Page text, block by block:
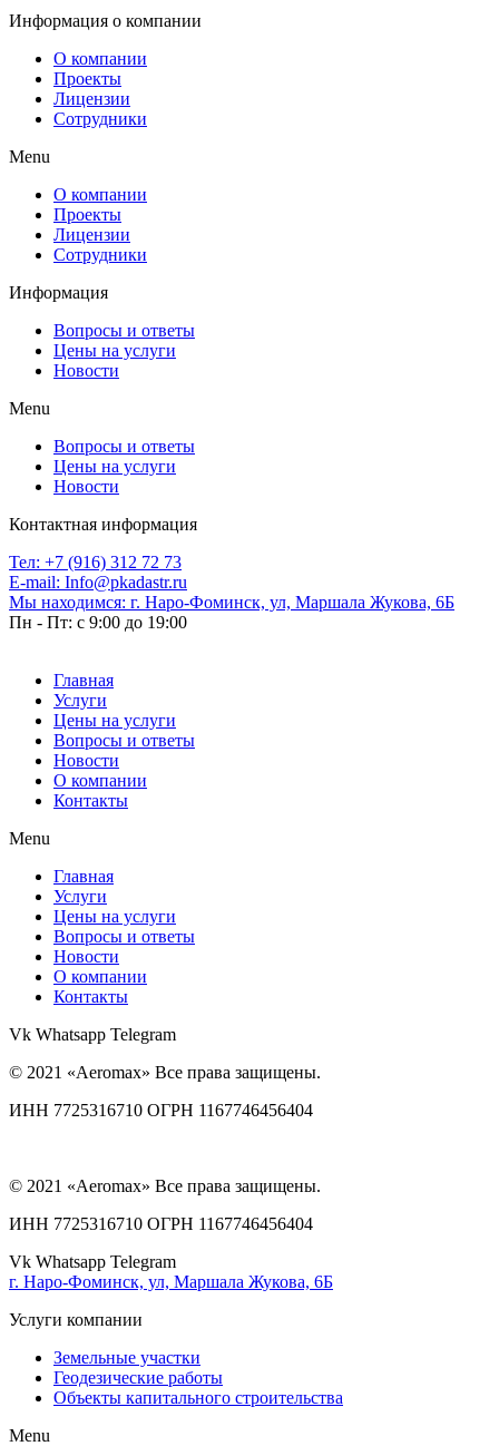
Информация о компании
О компании
Проекты
Лицензии
Сотрудники
Menu
О компании
Проекты
Лицензии
Сотрудники
Информация
Вопросы и ответы
Цены на услуги
Новости
Menu
Вопросы и ответы
Цены на услуги
Новости
Контактная информация
Тел: +7 (916) 312 72 73
E-mail: Info@pkadastr.ru
Мы находимся: г. Наро-Фоминск, ул, Маршала Жукова, 6Б
Пн - Пт: c 9:00 до 19:00
Главная
Услуги
Цены на услуги
Вопросы и ответы
Новости
О компании
Контакты
Menu
Главная
Услуги
Цены на услуги
Вопросы и ответы
Новости
О компании
Контакты
Vk Whatsapp Telegram
© 2021 «Aeromax» Все права защищены.
ИНН 7725316710 ОГРН 1167746456404
© 2021 «Aeromax» Все права защищены.
ИНН 7725316710 ОГРН 1167746456404
Vk Whatsapp Telegram
г. Наро-Фоминск, ул, Маршала Жукова, 6Б
Услуги компании
Земельные участки
Геодезические работы
Объекты капитального строительства
Menu